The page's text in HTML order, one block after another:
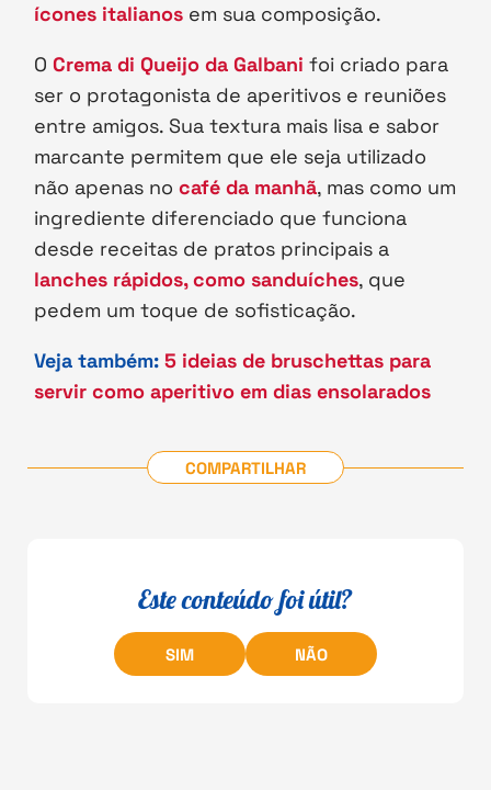
ícones italianos em sua composição.
O Crema di Queijo da Galbani foi criado para
ser o protagonista de aperitivos e reuniões
entre amigos. Sua textura mais lisa e sabor
marcante permitem que ele seja utilizado
não apenas nocafé da manhã, mas como um
ingrediente diferenciado que funciona
desde receitas de pratos principais a
lanches rápidos, como sanduíches, que
pedem um toque de sofisticação.
Veja também: 5 ideias de bruschettas para
servir como aperitivo em dias ensolarados
COMPARTILHAR
Este conteúdo foi útil?
SIM NÃO